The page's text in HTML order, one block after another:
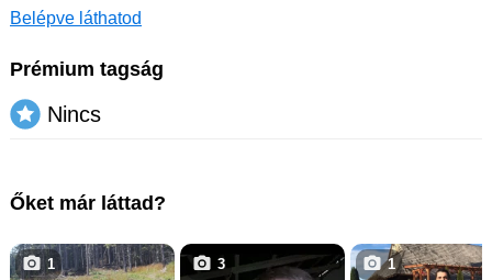
Belépve láthatod
Prémium tagság
Nincs
Őket már láttad?
1 3 1